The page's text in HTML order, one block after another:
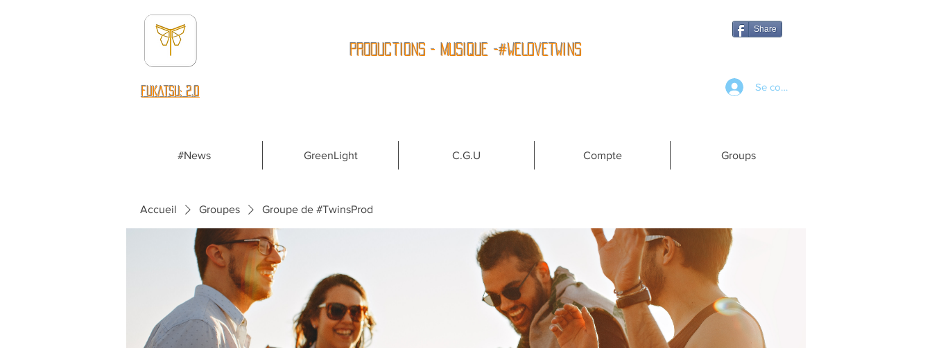
fUKATSU: 2.0
Share
Productions - Musique -#WeLoveTwins
Se connecter
#News GreenLight C.G.U Compte Groups
Accueil Groupes Groupe de #TwinsProd